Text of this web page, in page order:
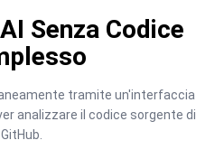
Senza Codice
tramite un'interfaccia
analizzare il codice sorgente di
GitHub.